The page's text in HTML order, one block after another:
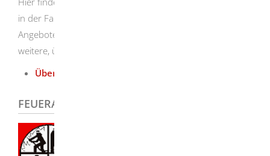
in der Familie sowie sonstige Beratungsstellen und
Angebote im Landkreis Heidenheim. Zudem werden auch
weitere, überregionale Angebote aufgeführt.
Übersicht über Hilfsangebote
FEUERALARM 112